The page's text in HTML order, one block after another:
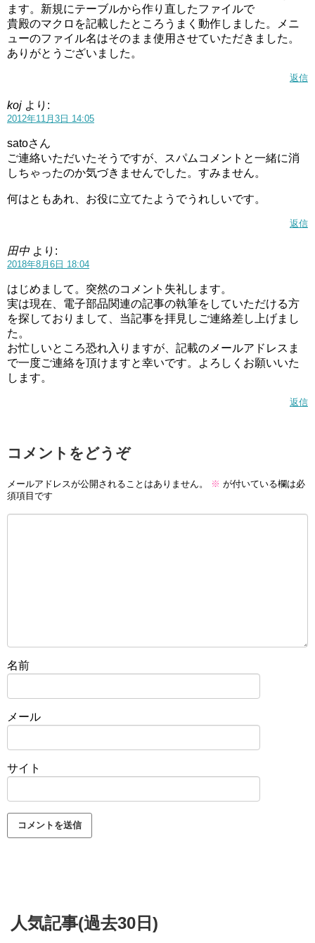
ます。新規にテーブルから作り直したファイルで
貴殿のマクロを記載したところうまく動作しました。メニ
ューのファイル名はそのまま使用させていただきました。
ありがとうございました。
返信
koj より:
2012年11月3日 14:05
satoさん
ご連絡いただいたそうですが、スパムコメントと一緒に消
しちゃったのか気づきませんでした。すみません。
何はともあれ、お役に立てたようでうれしいです。
返信
田中 より:
2018年8月6日 18:04
はじめまして。突然のコメント失礼します。
実は現在、電子部品関連の記事の執筆をしていただける方
を探しておりまして、当記事を拝見しご連絡差し上げまし
た。
お忙しいところ恐れ入りますが、記載のメールアドレスま
で一度ご連絡を頂けますと幸いです。よろしくお願いいた
します。
返信
コメントをどうぞ
メールアドレスが公開されることはありません。 ※ が付いている欄は必
須項目です
名前
メール
サイト
人気記事(過去30日)